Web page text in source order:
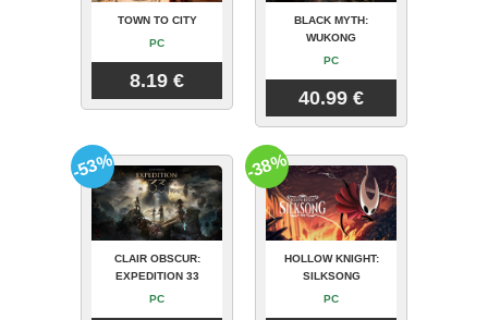
TOWN TO CITY
PC
8.19 €
BLACK MYTH:
WUKONG
PC
40.99 €
CLAIR OBSCUR:
EXPEDITION 33
PC
-53%
HOLLOW KNIGHT:
SILKSONG
PC
-38%